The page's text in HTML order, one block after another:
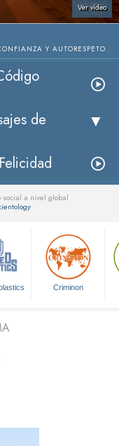
Ver vídeo
Y AUTORESPETO
de
social a nivel global
Criminon